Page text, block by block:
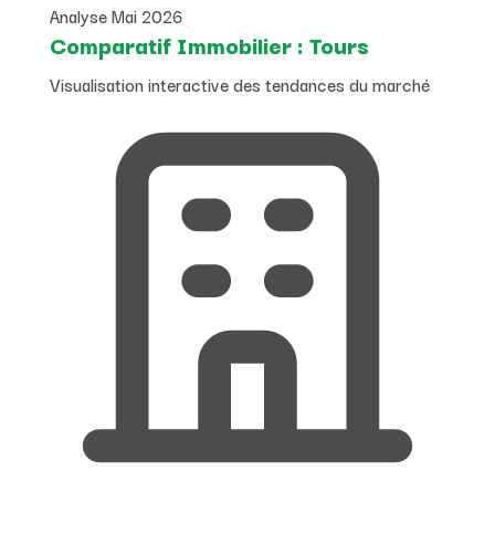
Analyse Mai 2026
Comparatif Immobilier : Tours
Visualisation interactive des tendances du marché